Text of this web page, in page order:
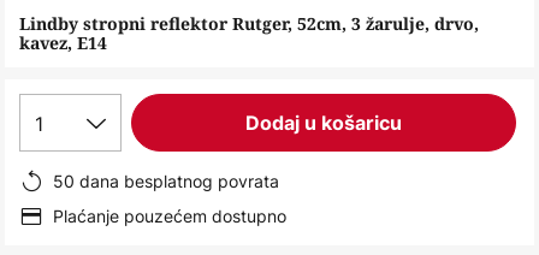
the
images
gallery
Lindby stropni reflektor Rutger, 52cm, 3 žarulje, drvo,
kavez, E14
1 Dodaj u košaricu
50 dana besplatnog povrata
Plaćanje pouzećem dostupno